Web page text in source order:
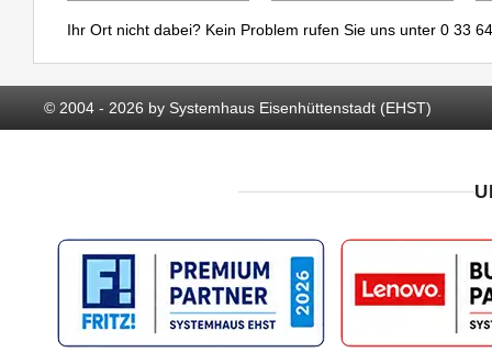
Ihr Ort nicht dabei? Kein Problem rufen Sie uns unter 0 33
© 2004 - 2026 by Systemhaus Eisenhüttenstadt (EHST)